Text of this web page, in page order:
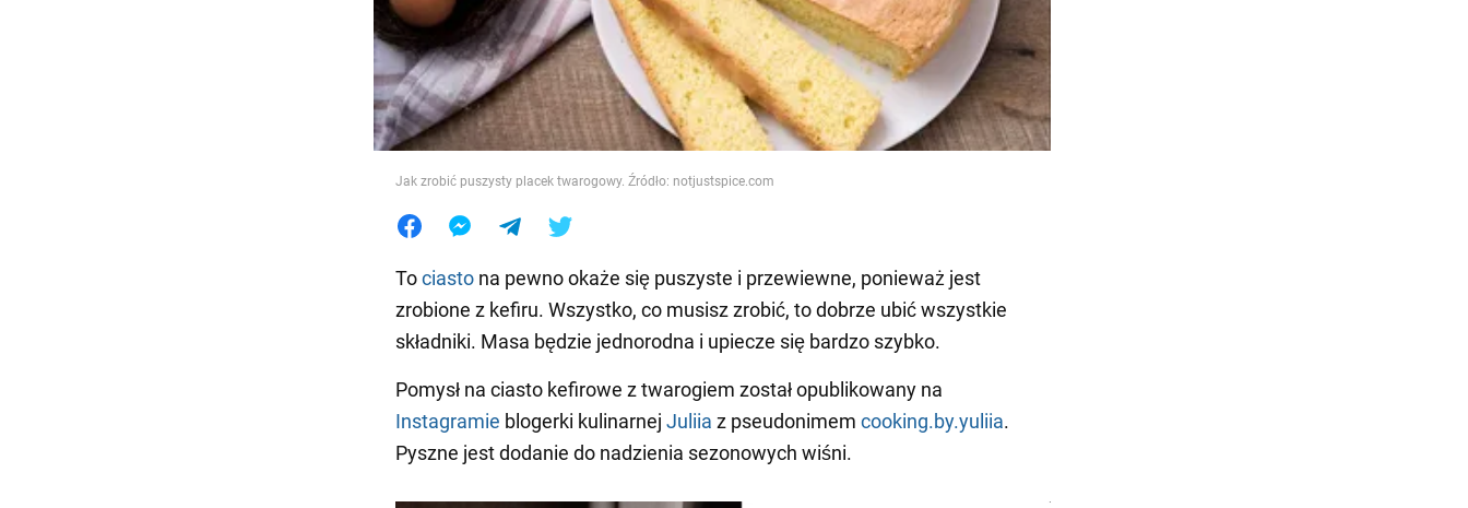
Jedzenie
Jak zrobić puszysty placek twarogowy. Źródło: notjustspice.com
Tociasto na pewno okaże się puszyste i przewiewne, ponieważ jest
zrobione z kefiru. Wszystko, co musisz zrobić, to dobrze ubić wszystkie
składniki. Masa będzie jednorodna i upiecze się bardzo szybko.
Pomysł na ciasto kefirowe z twarogiem został opublikowany na
Instagramie blogerki kulinarnej Juliia z pseudonimem cooking.by.yuliia.
Pyszne jest dodanie do nadzienia sezonowych wiśni.